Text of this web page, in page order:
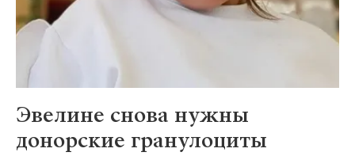
Эвелине снова нужны
донорские гранулоциты